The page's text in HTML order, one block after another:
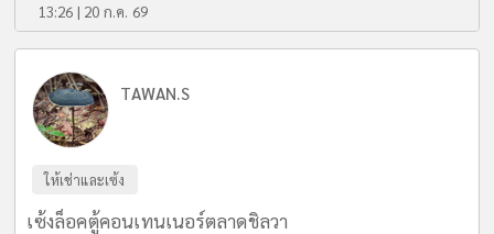
13:26 | 20 ก.ค. 69
TAWAN.S
ให้เช่าและเซ้ง
เซ้งล็อคตู้คอนเทนเนอร์ตลาดชิลวา